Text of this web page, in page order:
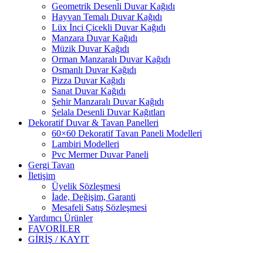
Geometrik Desenli Duvar Kağıdı
Hayvan Temalı Duvar Kağıdı
Lüx İnci Çicekli Duvar Kağıdı
Manzara Duvar Kağıdı
Müzik Duvar Kağıdı
Orman Manzaralı Duvar Kağıdı
Osmanlı Duvar Kağıdı
Pizza Duvar Kağıdı
Sanat Duvar Kağıdı
Şehir Manzaralı Duvar Kağıdı
Şelala Desenli Duvar Kağıtları
Dekoratif Duvar & Tavan Panelleri
60×60 Dekoratif Tavan Paneli Modelleri
Lambiri Modelleri
Pvc Mermer Duvar Paneli
Gergi Tavan
İletişim
Üyelik Sözleşmesi
İade, Değişim, Garanti
Mesafeli Satış Sözleşmesi
Yardımcı Ürünler
FAVORİLER
GİRİŞ / KAYIT